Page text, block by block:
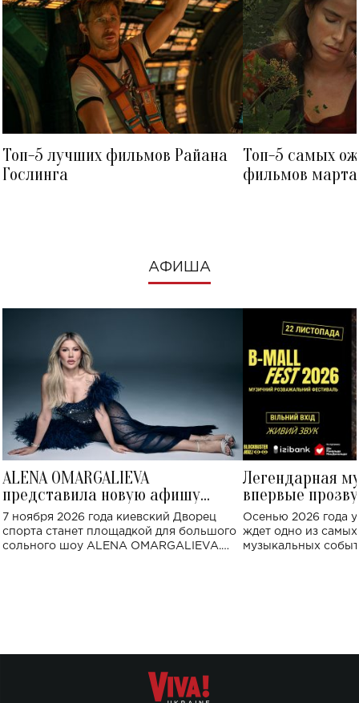
Топ-5 лучших фильмов Райана
Гослинга
Топ-5 самых
фильмов
АФИША
ALENA OMARGALIEVA
представила новую афишу
большого концерта во Дворце
спорта
7 ноября 2026 года киевский Дворец
спорта станет площадкой для большого
сольного шоу ALENA OMARGALIEVA.
Легендарная
впервые
Украине: где
Осенью 2026 года
ждет одно из
музыкальных